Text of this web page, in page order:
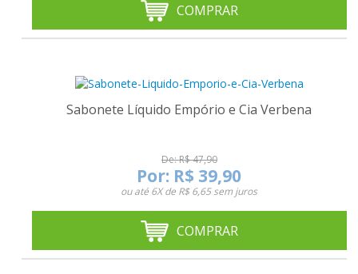
COMPRAR
Sabonete Líquido Empório e Cia Verbena
De: R$ 47,90
Por: R$ 39,90
ou até 6X de R$ 6,65sem juros
COMPRAR